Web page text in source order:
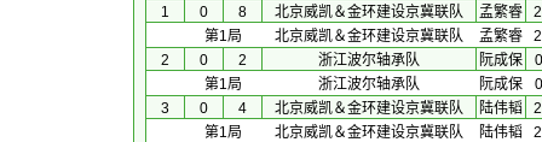
1 0 8 北京威凯＆金环建设京冀联队 孟繁睿
第1局
北京威凯＆金环建设京冀联队 孟繁睿
2
0 2 浙江波尔轴承队 阮成保
第1局
浙江波尔轴承队 阮成保
3
0 4 北京威凯＆金环建设京冀联队 陆伟韬
第1局
北京威凯＆金环建设京冀联队 陆伟韬